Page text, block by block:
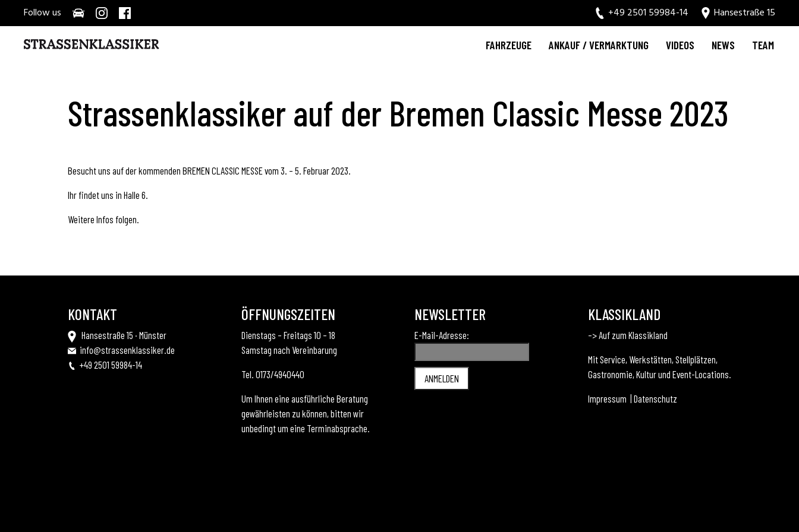
Follow us +49 2501 59984-14 Hansestraße 15
FAHRZEUGE ANKAUF / VERMARKTUNG VIDEOS NEWS TEAM
Strassenklassiker auf der Bremen Classic Messe 2023
Besucht uns auf der kommenden BREMEN CLASSIC MESSE vom 3. – 5. Februar 2023.
Ihr findet uns in Halle 6.
Weitere Infos folgen.
KONTAKT
Hansestraße 15 · Münster
info@strassenklassiker.de
+49 2501 59984-14
ÖFFNUNGSZEITEN
Dienstags – Freitags 10 – 18
Samstag nach Vereinbarung
Tel. 0173/4940440
Um Ihnen eine ausführliche Beratung
gewährleisten zu können, bitten wir
unbedingt um eine Terminabsprache.
NEWSLETTER
E-Mail-Adresse:
KLASSIKLAND
–> Auf zum Klassikland
Mit Service, Werkstätten, Stellplätzen,
Gastronomie, Kultur und Event-Locations.
Impressum Datenschutz